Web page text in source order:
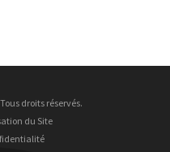
droits réservés.
du Site